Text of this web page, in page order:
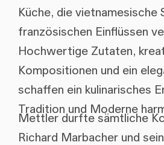
Küche, die vietnamesische
französischen Einflüssen
Hochwertige Zutaten,
Kompositionen und ein
schaffen ein kulinarisches
Tradition und Moderne
Mettler durfte sämtliche
Richard Marbacher und